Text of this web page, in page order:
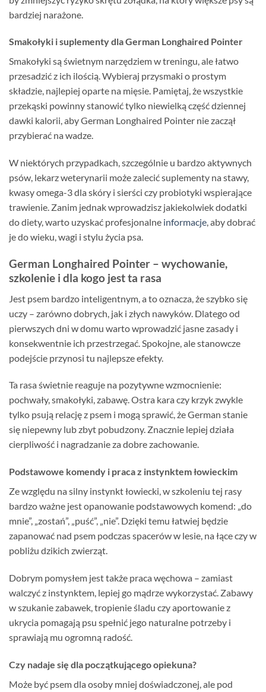
bardziej narażone.
Smakołyki i suplementy dla German Longhaired Pointer
Smakołyki są świetnym narzędziem w treningu, ale łatwo
przesadzić z ich ilością. Wybieraj przysmaki o prostym
składzie, najlepiej oparte na mięsie. Pamiętaj, że wszystkie
przekąski powinny stanowić tylko niewielką część dziennej
dawki kalorii, aby German Longhaired Pointer nie zaczął
przybierać na wadze.
W niektórych przypadkach, szczególnie u bardzo aktywnych
psów, lekarz weterynarii może zalecić suplementy na stawy,
kwasy omega-3 dla skóry i sierści czy probiotyki wspierające
trawienie. Zanim jednak wprowadzisz jakiekolwiek dodatki
do diety, warto uzyskać profesjonalne informacje, aby dobrać
je do wieku, wagi i stylu życia psa.
German Longhaired Pointer – wychowanie,
szkolenie i dla kogo jest ta rasa
Jest psem bardzo inteligentnym, a to oznacza, że szybko się
uczy – zarówno dobrych, jak i złych nawyków. Dlatego od
pierwszych dni w domu warto wprowadzić jasne zasady i
konsekwentnie ich przestrzegać. Spokojne, ale stanowcze
podejście przynosi tu najlepsze efekty.
Ta rasa świetnie reaguje na pozytywne wzmocnienie:
pochwały, smakołyki, zabawę. Ostra kara czy krzyk zwykle
tylko psują relację z psem i mogą sprawić, że German stanie
się niepewny lub zbyt pobudzony. Znacznie lepiej działa
cierpliwość i nagradzanie za dobre zachowanie.
Podstawowe komendy i praca z instynktem łowieckim
Ze względu na silny instynkt łowiecki, w szkoleniu tej rasy
bardzo ważne jest opanowanie podstawowych komend: „do
mnie”, „zostań”, „puść”, „nie”. Dzięki temu łatwiej będzie
zapanować nad psem podczas spacerów w lesie, na łące czy w
pobliżu dzikich zwierząt.
Dobrym pomysłem jest także praca węchowa – zamiast
walczyć z instynktem, lepiej go mądrze wykorzystać. Zabawy
w szukanie zabawek, tropienie śladu czy aportowanie z
ukrycia pomagają psu spełnić jego naturalne potrzeby i
sprawiają mu ogromną radość.
Czy nadaje się dla początkującego opiekuna?
Może być psem dla osoby mniej doświadczonej, ale pod